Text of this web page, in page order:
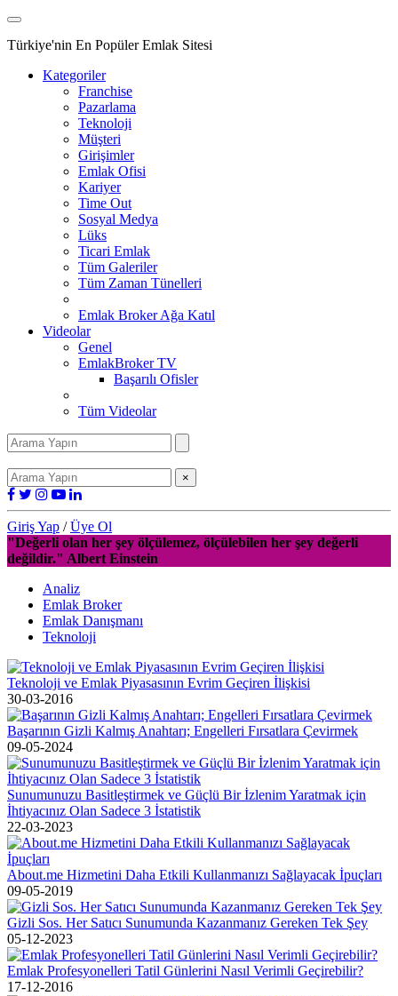
Türkiye'nin En Popüler Emlak Sitesi
Kategoriler
Franchise
Pazarlama
Teknoloji
Müşteri
Girişimler
Emlak Ofisi
Kariyer
Time Out
Sosyal Medya
Lüks
Ticari Emlak
Tüm Galeriler
Tüm Zaman Tünelleri
Emlak Broker Ağa Katıl
Videolar
Genel
EmlakBroker TV
Başarılı Ofisler
Tüm Videolar
×
Giriş Yap /Üye Ol
"Değerli olan her şey ölçülemez, ölçülebilen her şey değerli
değildir." Albert Einstein
Analiz
Emlak Broker
Emlak Danışmanı
Teknoloji
Teknoloji ve Emlak Piyasasının Evrim Geçiren İlişkisi
30-03-2016
Başarının Gizli Kalmış Anahtarı; Engelleri Fırsatlara Çevirmek
09-05-2024
Sunumunuzu Basitleştirmek ve Güçlü Bir İzlenim Yaratmak için
İhtiyacınız Olan Sadece 3 İstatistik
22-03-2023
About.me Hizmetini Daha Etkili Kullanmanızı Sağlayacak İpuçları
09-05-2019
Gizli Sos. Her Satıcı Sunumunda Kazanmanız Gereken Tek Şey
05-12-2023
Emlak Profesyonelleri Tatil Günlerini Nasıl Verimli Geçirebilir?
17-12-2016